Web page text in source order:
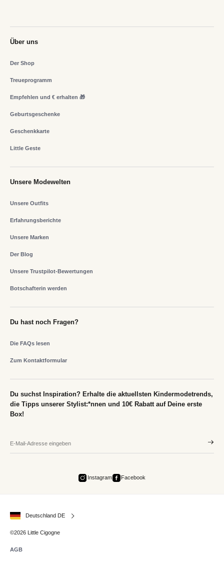
Über uns
Der Shop
Treueprogramm
Empfehlen und € erhalten 🎁
Geburtsgeschenke
Geschenkkarte
Little Geste
Unsere Modewelten
Unsere Outfits
Erfahrungsberichte
Unsere Marken
Der Blog
Unsere Trustpilot-Bewertungen
Botschafterin werden
Du hast noch Fragen?
Die FAQs lesen
Zum Kontaktformular
Du suchst Inspiration? Erhalte die aktuellsten Kindermodetrends,
die Tipps unserer Stylist:*nnen und 10€ Rabatt auf Deine erste
Box!
Instagram Facebook
Deutschland DE
©2026 Little Cigogne
AGB